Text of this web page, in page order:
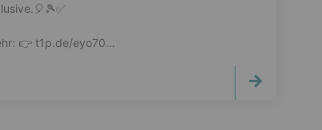
👉️ t1p.de/eyo70…